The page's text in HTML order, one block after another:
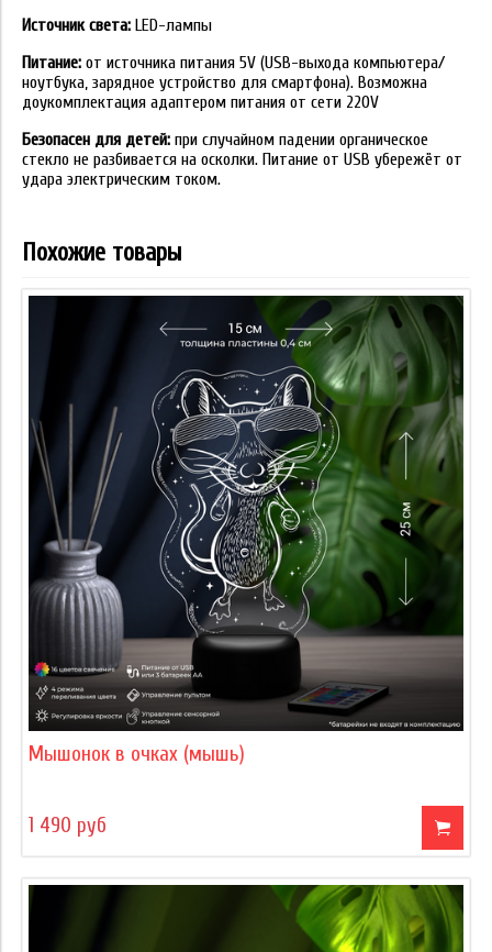
Источник света: LED-лампы
Питание: от источника питания 5V (USB-выхода компьютера/
ноутбука, зарядное устройство для смартфона). Возможна
доукомплектация адаптером питания от сети 220V
Безопасен для детей: при случайном падении органическое
стекло не разбивается на осколки. Питание от USB убережёт от
удара электрическим током.
Похожие товары
Мышонок в очках (мышь)
1 490 руб